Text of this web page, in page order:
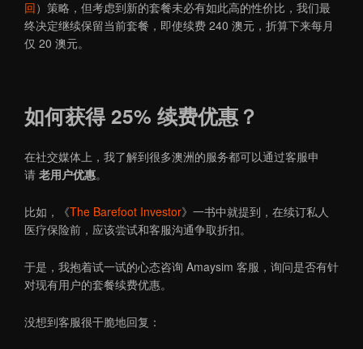
回）策略，但考虑到新的套餐未必有如此高的性价比，我们最
终决定继续保留当前套餐，即使续费 240 澳元，折算下来每月
仅 20 澳元。
如何获得 25% 续费优惠？
在社交媒体上，我了解到很多澳洲的服务都可以通过客服申
请 老用户优惠。
比如，《The Barefoot Investor》一书中就提到，在续订私人
医疗保险前，应该尝试和客服沟通争取折扣。
于是，我抱着试一试的心态咨询 Amaysim 客服，询问是否有针
对现有用户的套餐续费优惠。
没想到客服很干脆地回复：